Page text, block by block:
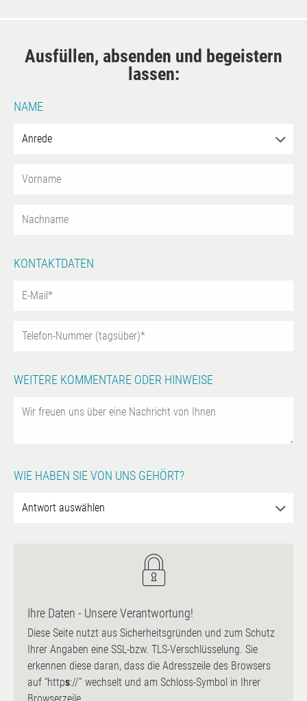
Ausfüllen, absenden und begeistern
lassen:
NAME
KONTAKTDATEN
WEITERE KOMMENTARE ODER HINWEISE
WIE HABEN SIE VON UNS GEHÖRT?
Ihre Daten - Unsere Verantwortung!
Diese Seite nutzt aus Sicherheitsgründen und zum Schutz
Ihrer Angaben eine SSL-bzw. TLS-Verschlüsselung. Sie
erkennen diese daran, dass die Adresszeile des Browsers
auf “https://” wechselt und am Schloss-Symbol in Ihrer